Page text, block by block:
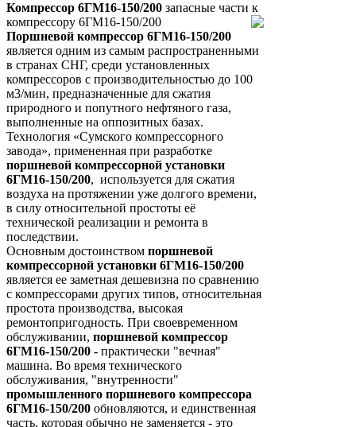
Компрессор 6ГМ16-150/200 запасные части к
компрессору 6ГМ16-150/200
Поршневой компрессор 6ГМ16-150/200
является одним из самым распространенными
в странах СНГ, среди установленных
компрессоров с производительностью до 100
м3/мин, предназначенные для сжатия
природного и попутного нефтяного газа,
выполненные на оппозитных базах.
Технология «Сумского компрессорного
завода», примененная при разработке
поршневой компрессорной установки
6ГМ16-150/200, используется для сжатия
воздуха на протяжении уже долгого времени,
в силу относительной простоты её
технической реализации и ремонта в
последствии.
Основным достоинством поршневой
компрессорной установки 6ГМ16-150/200
является ее заметная дешевизна по сравнению
с компрессорами других типов, относительная
простота производства, высокая
ремонтопригодность. При своевременном
обслуживании, поршневой компрессор
6ГМ16-150/200 - практически "вечная"
машина. Во время технического
обслуживания, "внутренности"
промышленного поршневого компрессора
6ГМ16-150/200 обновляются, и единственная
часть, которая обычно не заменяется - это